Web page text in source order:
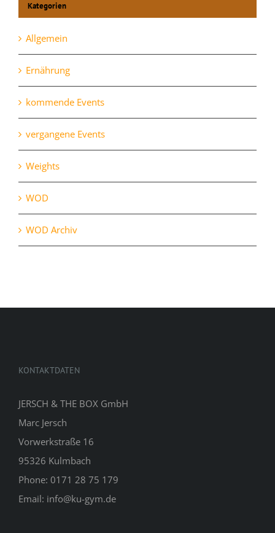
Kategorien
Allgemein
Ernährung
kommende Events
vergangene Events
Weights
WOD
WOD Archiv
KONTAKTDATEN
JERSCH & THE BOX GmbH
Marc Jersch
Vorwerkstraße 16
95326 Kulmbach
Phone: 0171 28 75 179
Email: info@ku-gym.de